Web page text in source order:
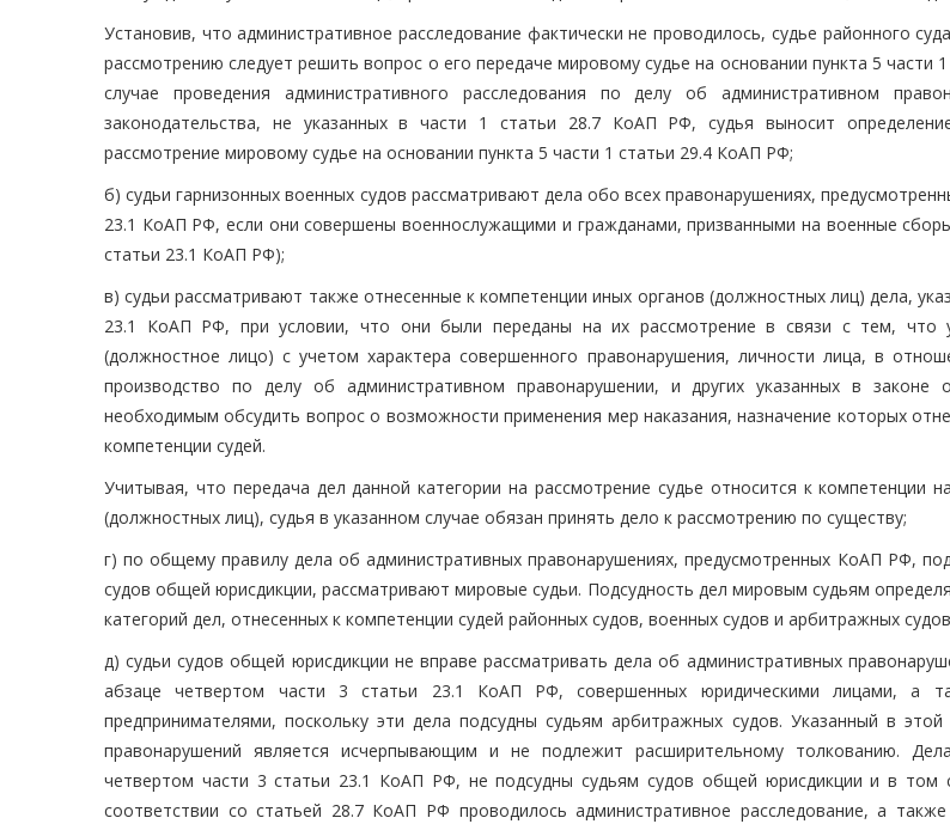
Установив, что административное расследование фактически не проводилось, судье районного
рассмотрению следует решить вопрос о его передаче мировому судье на основании пункта 5 части
случае проведения административного расследования по делу об административном
законодательства, не указанных в части 1 статьи 28.7 КоАП РФ, судья выносит
рассмотрение мировому судье на основании пункта 5 части 1 статьи 29.4 КоАП РФ;
б) судьи гарнизонных военных судов рассматривают дела обо всех правонарушениях,
23.1 КоАП РФ, если они совершены военнослужащими и гражданами, призванными на военные
статьи 23.1 КоАП РФ);
в) судьи рассматривают также отнесенные к компетенции иных органов (должностных лиц) дела,
23.1 КоАП РФ, при условии, что они были переданы на их рассмотрение в связи с тем, что
(должностное лицо) с учетом характера совершенного правонарушения, личности лица, в
производство по делу об административном правонарушении, и других указанных в законе
необходимым обсудить вопрос о возможности применения мер наказания, назначение которых
компетенции судей.
Учитывая, что передача дел данной категории на рассмотрение судье относится к компетенции
(должностных лиц), судья в указанном случае обязан принять дело к рассмотрению по существу;
г) по общему правилу дела об административных правонарушениях, предусмотренных КоАП РФ,
судов общей юрисдикции, рассматривают мировые судьи. Подсудность дел мировым судьям
категорий дел, отнесенных к компетенции судей районных судов, военных судов и арбитражных
д) судьи судов общей юрисдикции не вправе рассматривать дела об административных
абзаце четвертом части 3 статьи 23.1 КоАП РФ, совершенных юридическими лицами, а
предпринимателями, поскольку эти дела подсудны судьям арбитражных судов. Указанный в
правонарушений является исчерпывающим и не подлежит расширительному толкованию.
четвертом части 3 статьи 23.1 КоАП РФ, не подсудны судьям судов общей юрисдикции и в том
соответствии со статьей 28.7 КоАП РФ проводилось административное расследование, а также